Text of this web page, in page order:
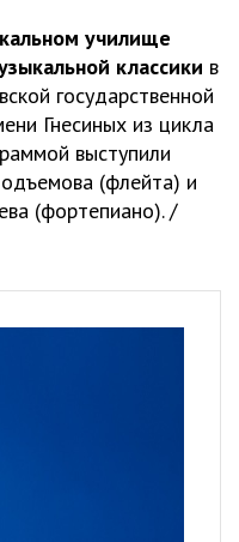
училище
классики в
государственной
Гнесиных из цикла
выступили
(флейта) и
(фортепиано). /